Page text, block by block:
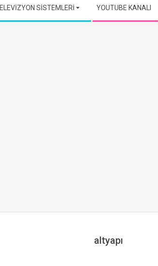
SİSTEMLERİ YOUTUBE KANALI
altyapı